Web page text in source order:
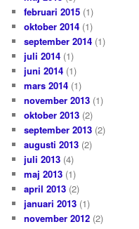
februari 2015 (1)
oktober 2014 (1)
september 2014 (1)
juli 2014 (1)
juni 2014 (1)
mars 2014 (1)
november 2013 (1)
oktober 2013 (2)
september 2013 (2)
augusti 2013 (2)
juli 2013 (4)
maj 2013 (1)
april 2013 (2)
januari 2013 (1)
november 2012 (2)